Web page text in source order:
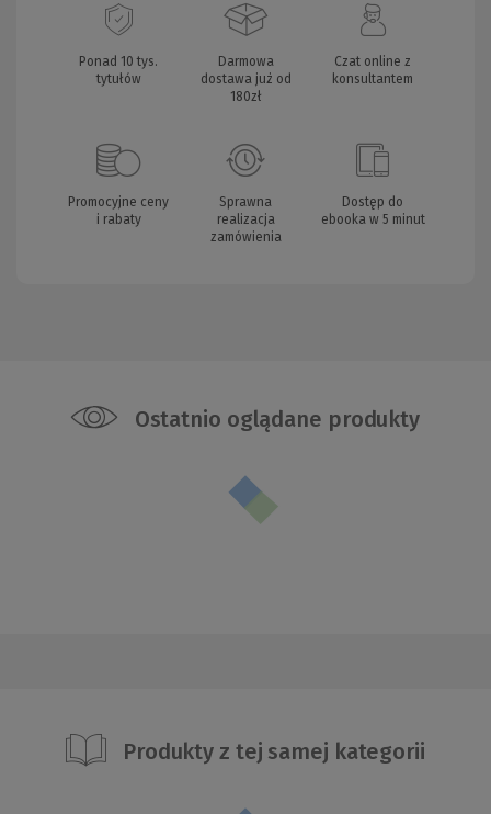
Ponad 10 tys.
tytułów
Darmowa
dostawa już od
180zł
Czat online z
konsultantem
Promocyjne ceny
i rabaty
Sprawna
realizacja
zamówienia
Dostęp do
ebooka w 5 minut
Ostatnio oglądane produkty
Produkty z tej samej kategorii